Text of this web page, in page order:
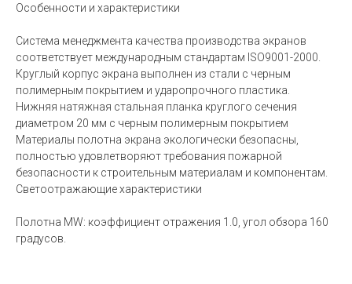
Особенности и характеристики
Система менеджмента качества производства экранов
соответствует международным стандартам ISO9001-2000.
Круглый корпус экрана выполнен из стали с черным
полимерным покрытием и ударопрочного пластика.
Нижняя натяжная стальная планка круглого сечения
диаметром 20 мм с черным полимерным покрытием
Материалы полотна экрана экологически безопасны,
полностью удовлетворяют требования пожарной
безопасности к строительным материалам и компонентам.
Светоотражающие характеристики
Полотна MW: коэффициент отражения 1.0, угол обзора 160
градусов.